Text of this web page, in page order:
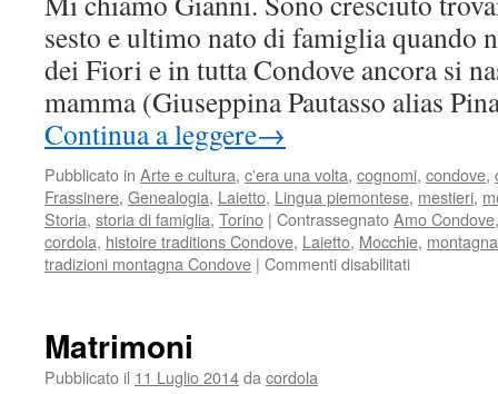
Ti
racconto
come
ho
fatto
sesto e ultimo nato di famiglia quando
dei Fiori e in tutta Condove ancora si
mamma (Giuseppina Pautasso alias
Continua a leggere→
Pubblicato in Arte e cultura, c'era una volta, cognomi, condove,
Frassinere, Genealogia, Laietto, Lingua piemontese, mestieri,
Storia, storia di famiglia, Torino | ContrassegnatoAmo Condove
cordola, histoire traditions Condove, Laietto, Mocchie,
tradizioni montagna Condove | Commenti disabilitatisu
Matrimoni
Pubblicato il 11 Luglio 2014da cordola